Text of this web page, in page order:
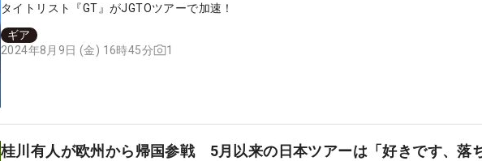
タイトリスト『GT』がJGTOツアーで加速！
ギア
2024年8月9日 (金) 16時45分
1
桂川有人が欧州から帰国参戦 5月以来の日本ツアーは「好きです、落